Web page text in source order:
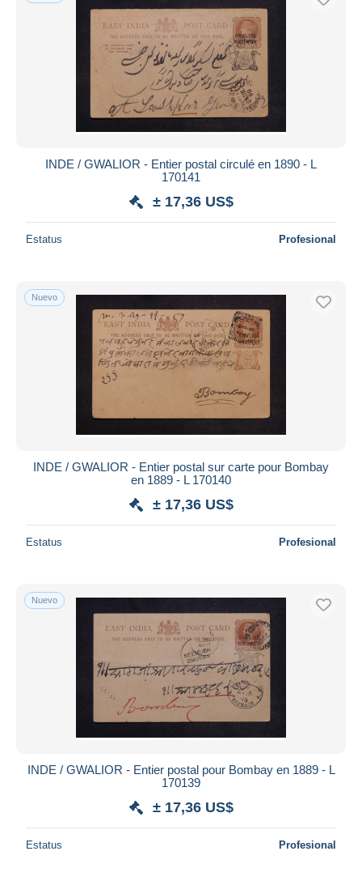
INDE / GWALIOR - Entier postal circulé en 1890 - L
170141
± 17,36 US$
Estatus Profesional
Nuevo
INDE / GWALIOR - Entier postal sur carte pour Bombay
en 1889 - L 170140
± 17,36 US$
Estatus Profesional
Nuevo
INDE / GWALIOR - Entier postal pour Bombay en 1889 - L
170139
± 17,36 US$
Estatus Profesional